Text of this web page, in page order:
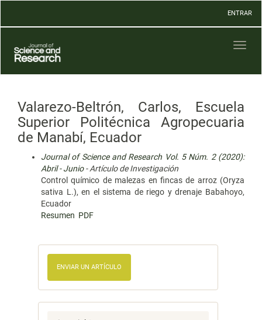
Contenido
Barra
lateral
ENTRAR
Valarezo-Beltrón, Carlos, Escuela
Superior Politécnica Agropecuaria
de Manabí, Ecuador
Journal of Science and Research Vol. 5 Núm. 2 (2020):
Abril - Junio- Artículo de Investigación
Control químico de malezas en fincas de arroz (Oryza
sativa L.), en el sistema de riego y drenaje Babahoyo,
Ecuador
Resumen PDF
ENVIAR UN ARTÍCULO